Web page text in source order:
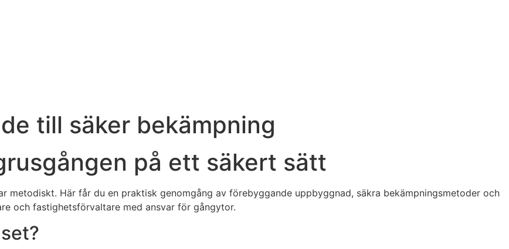
till säker bekämpning
på ett säkert sätt
metodiskt. Här får du en praktisk genomgång av förebyggande uppbyggnad, säkra bekämpningsmetoder och
och fastighetsförvaltare med ansvar för gångytor.